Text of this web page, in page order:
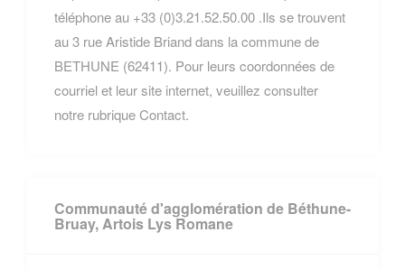
téléphone au +33 (0)3.21.52.50.00 .Ils se trouvent
au 3 rue Aristide Briand dans la commune de
BETHUNE (62411). Pour leurs coordonnées de
courriel et leur site internet, veuillez consulter
notre rubrique Contact.
Communauté d'agglomération de Béthune-
Bruay, Artois Lys Romane